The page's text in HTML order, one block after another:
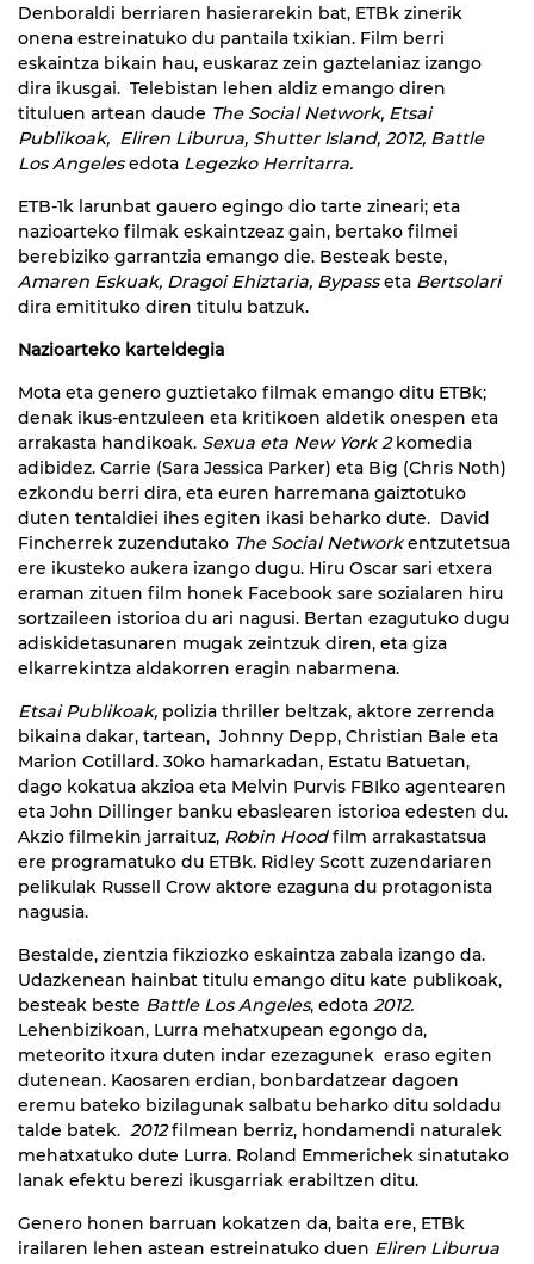
Denboraldi berriaren hasierarekin bat, ETBk zinerik
onena estreinatuko du pantaila txikian. Film berri
eskaintza bikain hau, euskaraz zein gaztelaniaz izango
dira ikusgai. Telebistan lehen aldiz emango diren
tituluen artean daude The Social Network, Etsai
Publikoak, Eliren Liburua, Shutter Island, 2012, Battle
Los Angelesedota Legezko Herritarra.
ETB-1k larunbat gauero egingo dio tarte zineari; eta
nazioarteko filmak eskaintzeaz gain, bertako filmei
berebiziko garrantzia emango die. Besteak beste,
Amaren Eskuak, Dragoi Ehiztaria, Bypasseta Bertsolari
dira emitituko diren titulu batzuk.
Nazioarteko karteldegia
Mota eta genero guztietako filmak emango ditu ETBk;
denak ikus-entzuleen eta kritikoen aldetik onespen eta
arrakasta handikoak. Sexua eta New York 2komedia
adibidez. Carrie (Sara Jessica Parker) eta Big (Chris Noth)
ezkondu berri dira, eta euren harremana gaiztotuko
duten tentaldiei ihes egiten ikasi beharko dute. David
Fincherrek zuzendutako The Social Networkentzutetsua
ere ikusteko aukera izango dugu. Hiru Oscar sari etxera
eraman zituen film honek Facebook sare sozialaren hiru
sortzaileen istorioa du ari nagusi. Bertan ezagutuko dugu
adiskidetasunaren mugak zeintzuk diren, eta giza
elkarrekintza aldakorren eragin nabarmena.
Etsai Publikoak, polizia thriller beltzak, aktore zerrenda
bikaina dakar, tartean, Johnny Depp, Christian Bale eta
Marion Cotillard. 30ko hamarkadan, Estatu Batuetan,
dago kokatua akzioa eta Melvin Purvis FBIko agentearen
eta John Dillinger banku ebaslearen istorioa edesten du.
Akzio filmekin jarraituz, Robin Hoodfilm arrakastatsua
ere programatuko du ETBk. Ridley Scott zuzendariaren
pelikulak Russell Crow aktore ezaguna du protagonista
nagusia.
Bestalde, zientzia fikziozko eskaintza zabala izango da.
Udazkenean hainbat titulu emango ditu kate publikoak,
besteak beste Battle Los Angeles, edota 2012.
Lehenbizikoan, Lurra mehatxupean egongo da,
meteorito itxura duten indar ezezagunek eraso egiten
dutenean. Kaosaren erdian, bonbardatzear dagoen
eremu bateko bizilagunak salbatu beharko ditu soldadu
talde batek. 2012filmean berriz, hondamendi naturalek
mehatxatuko dute Lurra. Roland Emmerichek sinatutako
lanak efektu berezi ikusgarriak erabiltzen ditu.
Genero honen barruan kokatzen da, baita ere, ETBk
irailaren lehen astean estreinatuko duen Eliren Liburua